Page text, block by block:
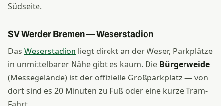
Südseite.
SV Werder Bremen — Weserstadion
Das Weserstadion liegt direkt an der Weser, Parkplätze
in unmittelbarer Nähe gibt es kaum. Die Bürgerweide
(Messegelände) ist der offizielle Großparkplatz — von
dort sind es 20 Minuten zu Fuß oder eine kurze Tram-